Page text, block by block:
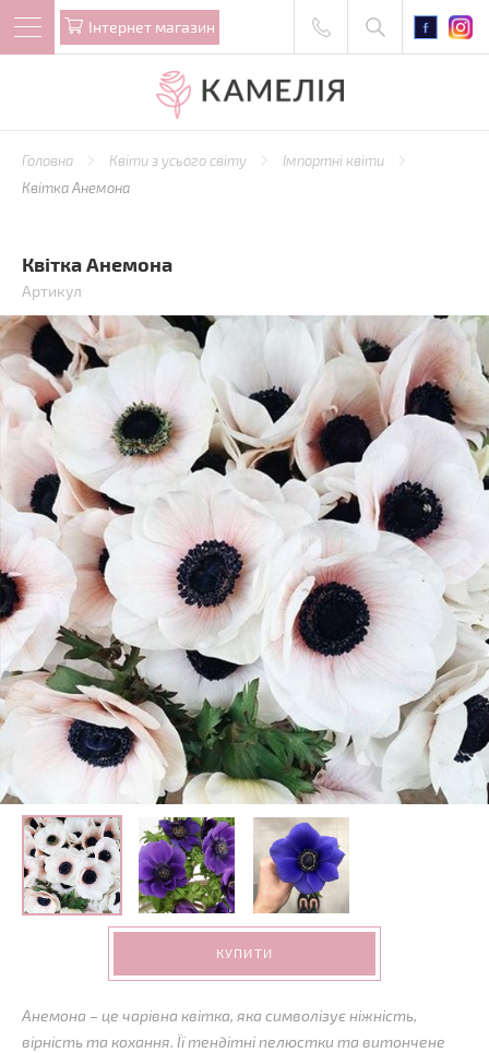
Iнтернет магазин
Головна Квіти з усього світу
Імпортні квіти
Квітка Анемона
Квітка Анемона
Артикул
КУПИТИ
Анемона – це чарівна квітка, яка символізує ніжність,
вірність та кохання. Її тендітні пелюстки та витончене